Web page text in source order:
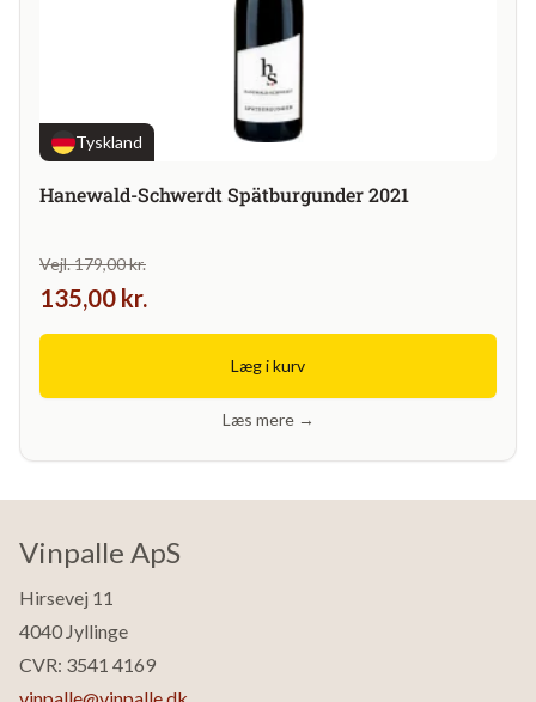
Tyskland
Hanewald-Schwerdt Spätburgunder 2021
Vejl. 179,00 kr.
135,00 kr.
Læg i kurv
Læs mere →
Vinpalle ApS
Hirsevej 11
4040 Jyllinge
CVR: 3541 4169